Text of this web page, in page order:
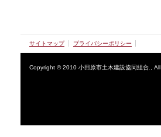
サイトマップ プライバシーポリシー
Copyright © 2010 小田原市土木建設協同組合., All